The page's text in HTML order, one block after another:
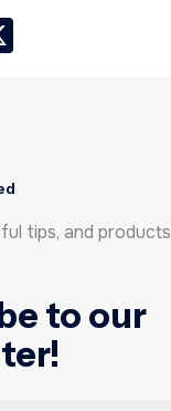
tips, and products
to our